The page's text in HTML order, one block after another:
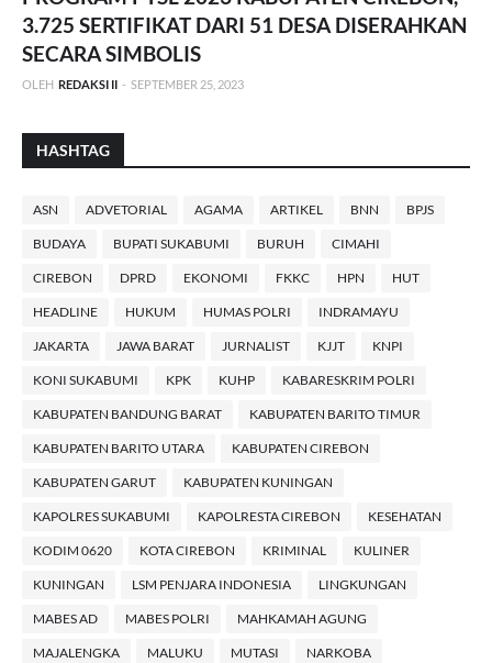
3.725 SERTIFIKAT DARI 51 DESA DISERAHKAN
SECARA SIMBOLIS
OLEH REDAKSI II - SEPTEMBER 25, 2023
HASHTAG
ASN ADVETORIAL AGAMA ARTIKEL BNN BPJS
BUDAYA BUPATI SUKABUMI BURUH CIMAHI
CIREBON DPRD EKONOMI FKKC HPN HUT
HEADLINE HUKUM HUMAS POLRI INDRAMAYU
JAKARTA JAWA BARAT JURNALIST KJJT KNPI
KONI SUKABUMI KPK KUHP KABARESKRIM POLRI
KABUPATEN BANDUNG BARAT KABUPATEN BARITO TIMUR
KABUPATEN BARITO UTARA KABUPATEN CIREBON
KABUPATEN GARUT KABUPATEN KUNINGAN
KAPOLRES SUKABUMI KAPOLRESTA CIREBON KESEHATAN
KODIM 0620 KOTA CIREBON KRIMINAL KULINER
KUNINGAN LSM PENJARA INDONESIA LINGKUNGAN
MABES AD MABES POLRI MAHKAMAH AGUNG
MAJALENGKA MALUKU MUTASI NARKOBA